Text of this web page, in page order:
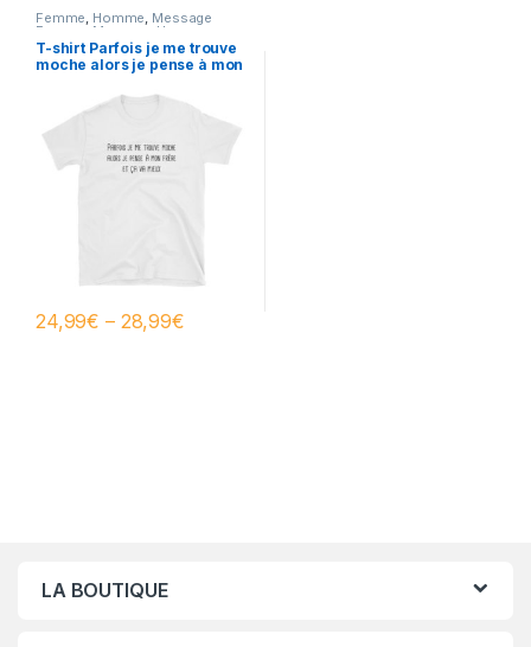
Femme, Homme, Message
Femme Message Homme
T-shirt Parfois je me trouve
moche alors je pense à mon
24,99€ – 28,99€
LA BOUTIQUE